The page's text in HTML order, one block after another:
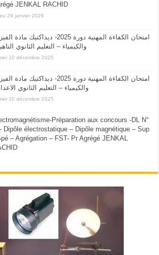
JENKAL RACHID
29 janvier 2026
امتحان الكفاءة المهنية دورة 2025- ديداكتيك مادة
والكيمياء – التعليم الثانوي
10 décembre 2025
امتحان الكفاءة المهنية دورة 2025- ديداكتيك مادة
والكيمياء – التعليم الثانوي
10 décembre 2025
Préparation aux concours -DL N°
Dipôle électrostatique – Dipôle magnétique – Sup
– Agrégation – FST- Pr Agrégé JENKAL